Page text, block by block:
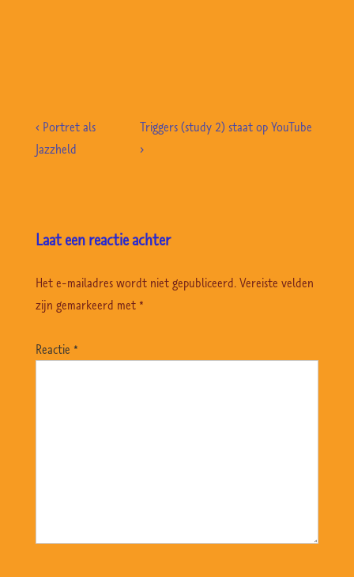
Bericht
navigatie
Previous
Post
‹ Portret als
Jazzheld
Volgende
bericht
Triggers (study 2) staat op YouTube
›
Laat een reactie achter
Het e-mailadres wordt niet gepubliceerd. Vereiste velden
zijn gemarkeerd met *
Reactie *